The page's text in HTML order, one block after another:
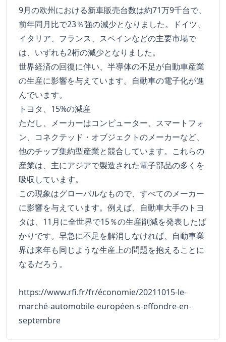
9月の欧州における新車販売台数は約71万9千台で、
前年同月比で23％強の減少となりました。ドイツ、
イタリア、フランス、スペインなどの主要市場で
は、いずれも2桁の減少となりました。
世界経済の回復に伴い、半導体の不足が自動車産業
の生産に影響を与えています。自動車の電子化が進
んでいます。
トヨタ、15%の減産
ただし、メーカーはコンピューター、スマートフォ
ン、コネクテッド・オブジェクトのメーカーなど、
他のチップ集約型産業と競合しています。これらの
産業は、主にアジアで製造された電子部品の多くを
吸収しています。
この現象はグローバルなもので、すべてのメーカー
に影響を与えています。例えば、自動車大手のトヨ
タは、11月に全世界で15％の生産削減を発表したば
かりです。早急に不足を解消しなければ、自動車業
界は来年も同じような生産上の問題を抱えることに
なるだろう。
https://www.rfi.fr/fr/économie/20211015-le-
marché-automobile-européen-s-effondre-en-
septembre